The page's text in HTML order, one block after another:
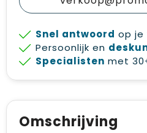
Snel antwoord op je
Persoonlijk en
Specialisten met
Omschrijving